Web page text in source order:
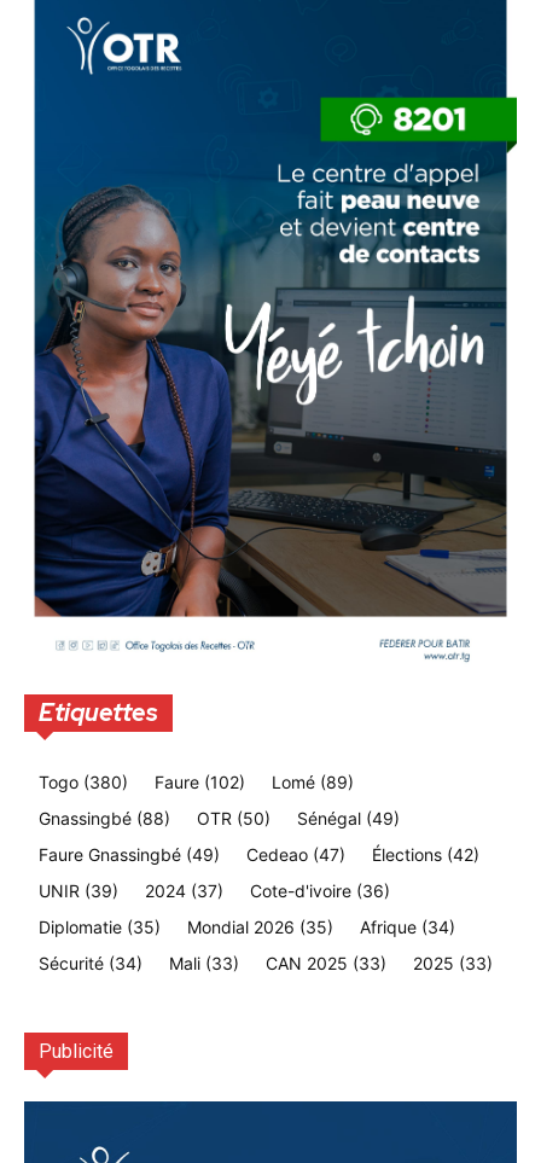
Etiquettes
Togo (380) Faure (102) Lomé (89)
Gnassingbé (88) OTR (50) Sénégal (49)
Faure Gnassingbé (49) Cedeao (47) Élections (42)
UNIR (39) 2024 (37) Cote-d'ivoire (36)
Diplomatie (35) Mondial 2026 (35) Afrique (34)
Sécurité (34) Mali (33) CAN 2025 (33) 2025 (33)
Publicité